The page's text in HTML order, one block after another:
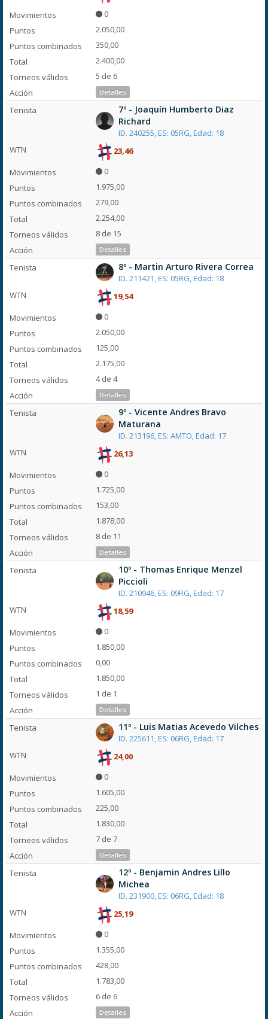
0
2.050,00
350,00
2.400,00
5 de 6
Detalles
7º - Joaquín Humberto Diaz
Richard
ID. 240255, ES: 05RG, Edad: 18
23,46
0
1.975,00
279,00
2.254,00
8 de 15
Detalles
8º - Martin Arturo Rivera Correa
ID. 211421, ES: 05RG, Edad: 18
19,54
0
2.050,00
125,00
2.175,00
4 de 4
Detalles
9º - Vicente Andres Bravo
Maturana
ID. 213196, ES: AMTO, Edad: 17
26,13
0
1.725,00
153,00
1.878,00
8 de 11
Detalles
10º - Thomas Enrique Menzel
Piccioli
ID. 210946, ES: 09RG, Edad: 17
18,59
0
1.850,00
0,00
1.850,00
1 de 1
Detalles
11º - Luis Matias Acevedo Vilches
ID. 225611, ES: 06RG, Edad: 17
24,00
0
1.605,00
225,00
1.830,00
7 de 7
Detalles
12º - Benjamin Andres Lillo
Michea
ID. 231900, ES: 06RG, Edad: 18
25,19
0
1.355,00
428,00
1.783,00
6 de 6
Detalles